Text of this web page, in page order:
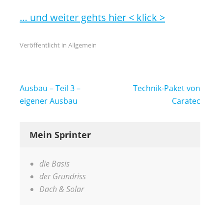
… und weiter gehts hier < klick >
Veröffentlicht in Allgemein
Beitragsnavigation
Ausbau – Teil 3 –
eigener Ausbau
Technik-Paket von
Caratec
Mein Sprinter
die Basis
der Grundriss
Dach & Solar